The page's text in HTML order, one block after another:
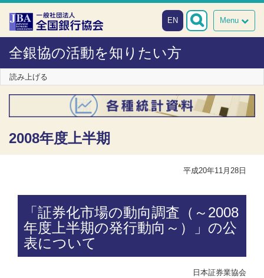
本文へスキップ
障がい者向け相談窓口
Menu
EN
全銀協の活動を知りたい方
読み上げる
2008年度上半期
平成20年11月28日
「証券化市場の動向調査（～2008
年度上半期の発行動向～）」の公
表について
日本証券業協会